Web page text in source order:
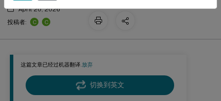
这篇文章已经过机器翻译.放弃
切换到英文
April 20, 2026
投稿者:
C C